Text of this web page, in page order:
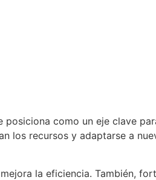
como un eje clave
los recursos y adaptarse a
la eficiencia. También,